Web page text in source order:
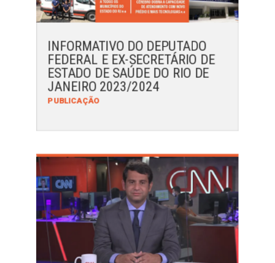
INFORMATIVO DO DEPUTADO
FEDERAL E EX-SECRETÁRIO DE
ESTADO DE SAÚDE DO RIO DE
JANEIRO 2023/2024
PUBLICAÇÃO